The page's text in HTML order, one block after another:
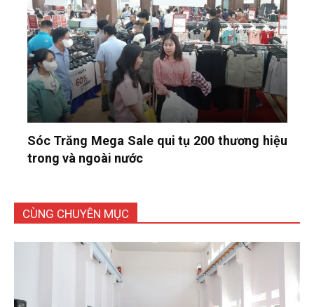
Sóc Trăng Mega Sale qui tụ 200 thương hiệu
trong và ngoài nước
CÙNG CHUYÊN MỤC